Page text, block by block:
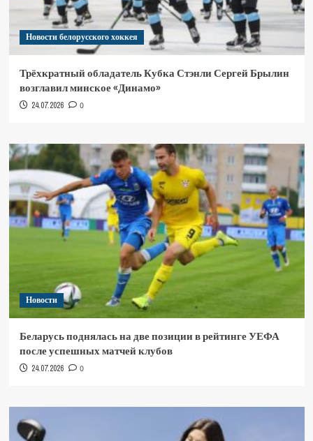
Новости белорусского хоккея
Трёхкратный обладатель Кубка Стэнли Сергей Брылин
возглавил минское «Динамо»
24.07.2026 0
Новости
Беларусь поднялась на две позиции в рейтинге УЕФА
после успешных матчей клубов
24.07.2026 0